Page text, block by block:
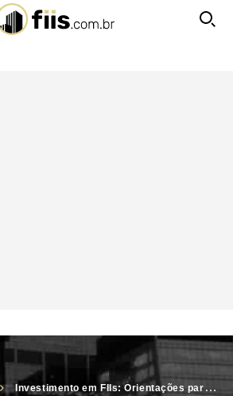
Investimento em FIIs: Orientações para